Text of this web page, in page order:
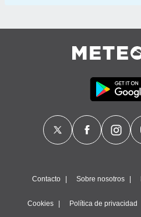
Contacto Sobre nosotros
Cookies Política de privacidad